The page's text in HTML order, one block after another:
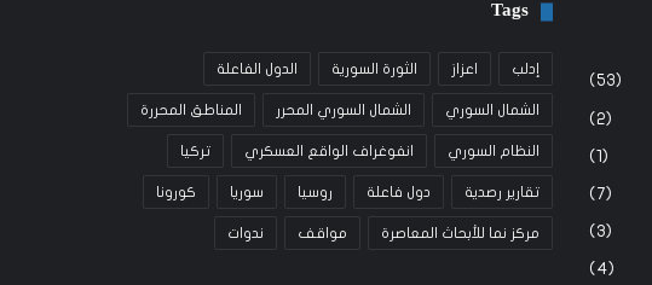
(53)
(2)
(1)
(7)
(3)
(4)
Tags
إدلب اعزاز الثورة السورية الدول الفاعلة
الشمال السوري الشمال السوري المحرر المناطق المحررة
النظام السوري انفوغراف الواقع العسكري تركيا
تقارير رصدية دول فاعلة روسيا سوريا كورونا
مركز نما للأبحاث المعاصرة مواقف ندوات